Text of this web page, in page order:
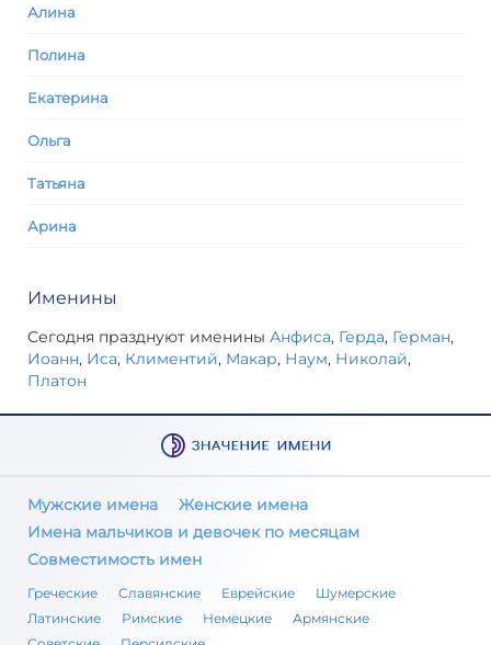
Алина
Полина
Екатерина
Ольга
Татьяна
Арина
Именины
Сегодня празднуют именины Анфиса, Герда, Герман,
Иоанн, Иса, Климентий, Макар, Наум, Николай,
Платон
Мужские имена
Женские имена
Имена мальчиков и девочек по месяцам
Совместимость имен
Греческие Славянские Еврейские
Шумерские
Латинские
Римские Немецкие
Армянские